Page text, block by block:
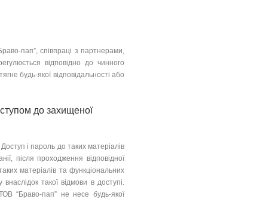
пап”, співпраці з партнерами,
відповідно до чинного
будь-якої відповідальності або
до захищеної
і пароль до таких матеріалів
після проходження відповідної
матеріалів та функціональних
такої відмови в доступі.
“Браво-пап” не несе будь-якої